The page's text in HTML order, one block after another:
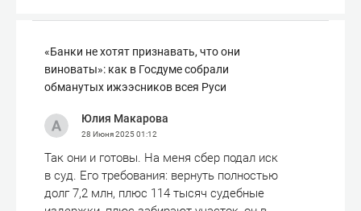
«Банки не хотят признавать, что они
виноваты»: как в Госдуме собрали
обманутых ижээсников всея Руси
Юлия Макарова
28 Июня 202501:12
Так они и готовы. На меня сбер подал иск
в суд. Его требования: вернуть полностью
долг 7,2 млн, плюс 114 тысяч судебные